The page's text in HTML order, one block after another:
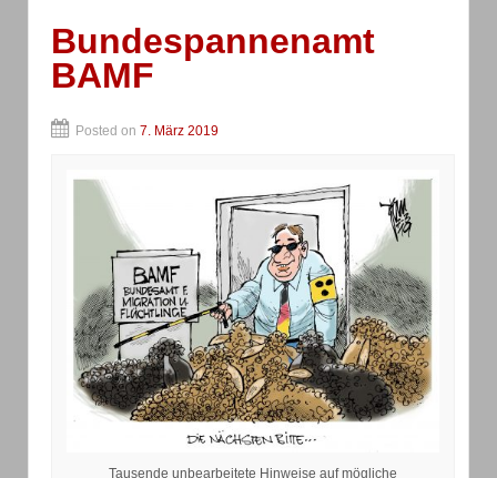
Bundespannenamt
BAMF
Posted on 7. März 2019
Tausende unbearbeitete Hinweise auf mögliche